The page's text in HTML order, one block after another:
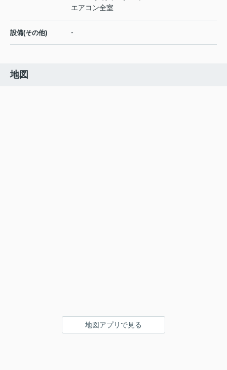
エアコン全室
設備(その他) -
地図
地図アプリで見る